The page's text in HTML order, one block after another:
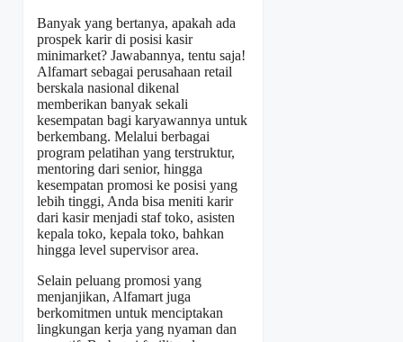
Banyak yang bertanya, apakah ada
prospek karir di posisi kasir
minimarket? Jawabannya, tentu saja!
Alfamart sebagai perusahaan retail
berskala nasional dikenal
memberikan banyak sekali
kesempatan bagi karyawannya untuk
berkembang. Melalui berbagai
program pelatihan yang terstruktur,
mentoring dari senior, hingga
kesempatan promosi ke posisi yang
lebih tinggi, Anda bisa meniti karir
dari kasir menjadi staf toko, asisten
kepala toko, kepala toko, bahkan
hingga level supervisor area.
Selain peluang promosi yang
menjanjikan, Alfamart juga
berkomitmen untuk menciptakan
lingkungan kerja yang nyaman dan